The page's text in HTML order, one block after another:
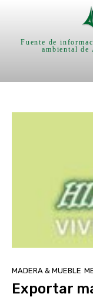
Fuente de
ambiental de
MADERA & MUEBLE
Exportar